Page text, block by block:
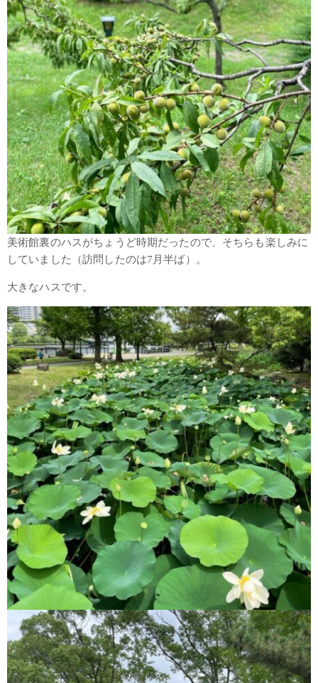
美術館裏のハスがちょうど時期だったので、そちらも楽しみに
していました（訪問したのは7月半ば）。
大きなハスです。